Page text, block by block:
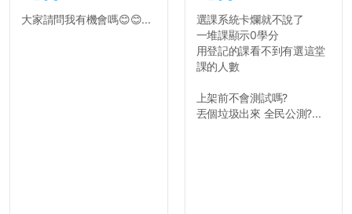
大家請問我有機會嗎😊😊...
選課系統卡爛就不說了
一堆課顯示0學分
用登記的課看不到有選這堂
課的人數
上架前不會測試嗎?
丟個垃圾出來 全民公測?...